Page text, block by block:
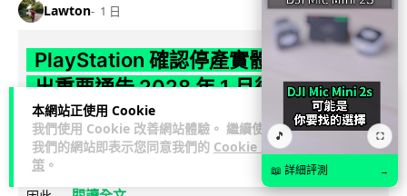
本網站正使用 Cookie
我們使用 Cookie 改善網站體驗。 繼續使用
我們的網站即表示您同意我們的 Cookie 政
策 。
Lawton 1 日
PlayStation 確認停產實體光碟 包裝印
出重要通告 2028 年 1 月後不出光碟遊
戲
Sony 已在 PS5 主機包裝加貼提示貼紙，重申官方 7 月已公布
計劃：2028 年 1 月起停產新遊戲實體光碟。分析師預期 PS6
🎵 ⛶
📖 詳細評測 →